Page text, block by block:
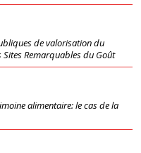
de valorisation du
Remarquables du Goût
alimentaire: le cas de la